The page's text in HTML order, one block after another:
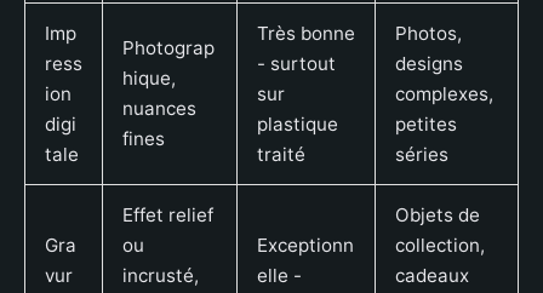
Imp
ress
ion
digi
tale
Photograp
hique,
nuances
fines
Très bonne
- surtout
sur
plastique
traité
Photos,
designs
complexes,
petites
séries
Gra
vur
Effet relief
ou
incrusté,
Exceptionn
elle -
Objets de
collection,
cadeaux